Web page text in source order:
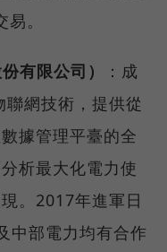
。
有限公司）
：成
網技術，提供從
據管理平臺的全
析最大化電力使
。2017年進軍日
中部電力均有合作